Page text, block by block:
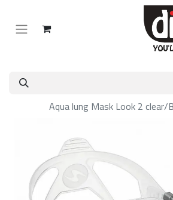
Aqua lung Mask Look 2 clear/